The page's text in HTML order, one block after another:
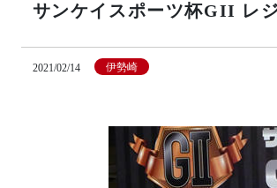
サンケイスポーツ杯GII レ
2021/02/14 伊勢崎